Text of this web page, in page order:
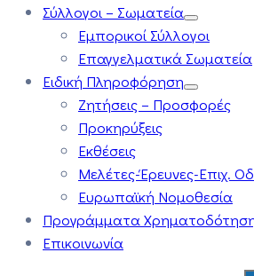
Σύλλογοι – Σωματεία
Εμπορικοί Σύλλογοι
Επαγγελματικά Σωματεία
Ειδική Πληροφόρηση
Ζητήσεις – Προσφορές
Προκηρύξεις
Εκθέσεις
Μελέτες-Έρευνες-Επιχ.
Ευρωπαϊκή Νομοθεσία
Προγράμματα
Επικοινωνία